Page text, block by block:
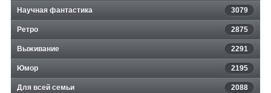
Научная фантастика 3079
Ретро 2875
Выживание 2291
Юмор 2195
Для всей семьи 2088